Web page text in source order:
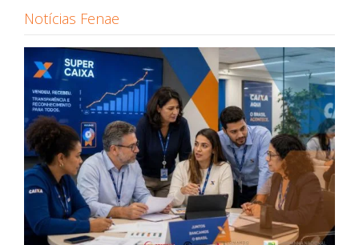
Notícias Fenae